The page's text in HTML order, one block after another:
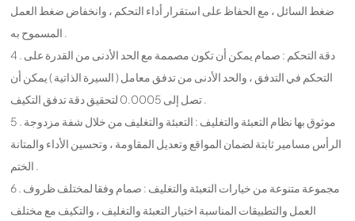
ضغط السائل ، مع الحفاظ على استقرار أداء التحكم ، وانخفاض ضغط العمل
المسموح به .
4 . دقة التحكم : صمام يمكن أن تكون مصممة مع الحد الأدنى من القدرة على
التحكم في التدفق ، والحد الأدنى من تدفق معامل ( السيرة الذاتية ) يمكن أن
تصل إلى 0.0005 لتحقيق دقة تدفق التكيف .
5 . موثوق بها نظام التعبئة والتغليف : التعبئة والتغليف من خلال شفة مزدوجة
الرأس مسامير ثابتة لضمان المواقع وتعديل المقاومة ، وتحسين الأداء والمتانة
الختم .
6 . مجموعة متنوعة من خيارات التعبئة والتغليف : صمام وفقا لمختلف ظروف
العمل والتطبيقات المناسبة اختيار التعبئة والتغليف ، والتكيف مع مختلف